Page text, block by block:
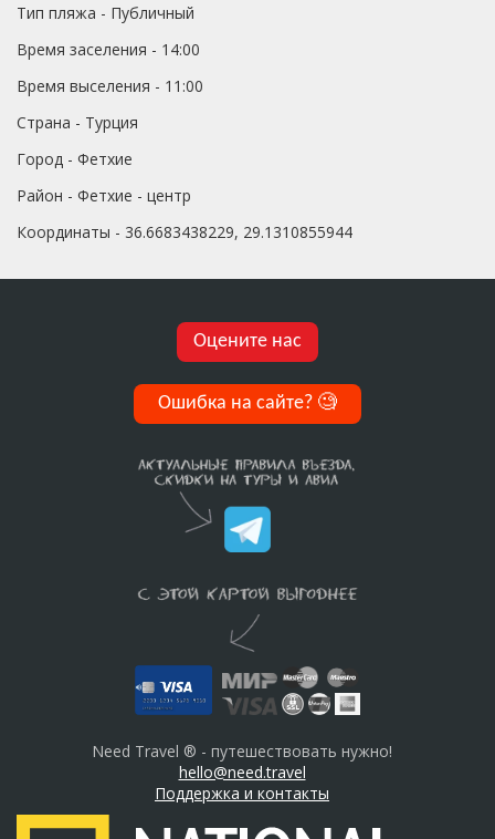
Тип пляжа - Публичный
Время заселения - 14:00
Время выселения - 11:00
Страна - Турция
Город - Фетхие
Район - Фетхие - центр
Координаты - 36.6683438229, 29.1310855944
Оцените нас
Ошибка на сайте? 🧐
Need Travel ® - путешествовать нужно!
hello@need.travel
Поддержка и контакты